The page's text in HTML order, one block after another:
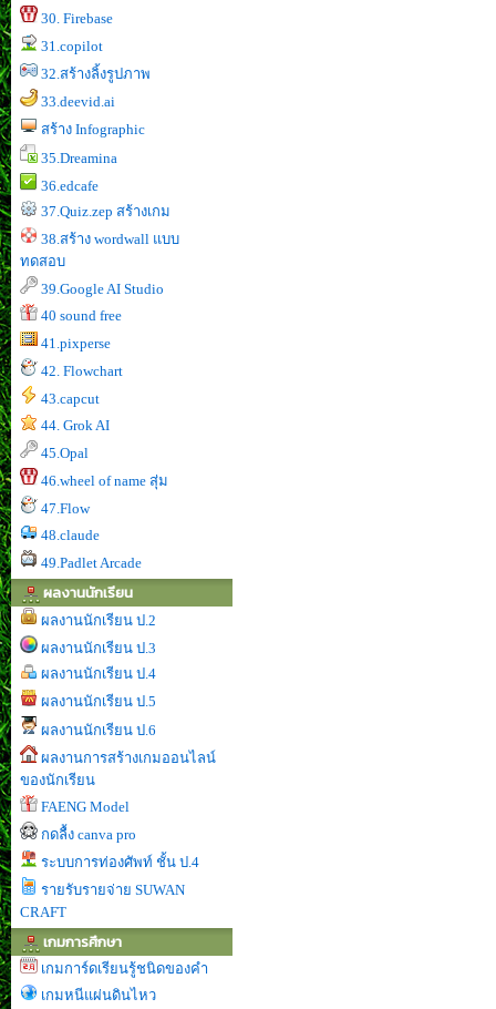
30. Firebase
31.copilot
32.สร้างลิ้งรูปภาพ
33.deevid.ai
สร้าง Infographic
35.Dreamina
36.edcafe
37.Quiz.zep สร้างเกม
38.สร้าง wordwall แบบ
ทดสอบ
39.Google AI Studio
40 sound free
41.pixperse
42. Flowchart
43.capcut
44. Grok AI
45.Opal
46.wheel of name สุ่ม
47.Flow
48.claude
49.Padlet Arcade
ผลงานนักเรียน
ผลงานนักเรียน ป.2
ผลงานนักเรียน ป.3
ผลงานนักเรียน ป.4
ผลงานนักเรียน ป.5
ผลงานนักเรียน ป.6
ผลงานการสร้างเกมออนไลน์
ของนักเรียน
FAENG Model
กดลื้ง canva pro
ระบบการท่องศัพท์ ชั้น ป.4
รายรับรายจ่าย SUWAN
CRAFT
เกมการศึกษา
เกมการ์ดเรียนรู้ชนิดของคำ
เกมหนีแผ่นดินไหว